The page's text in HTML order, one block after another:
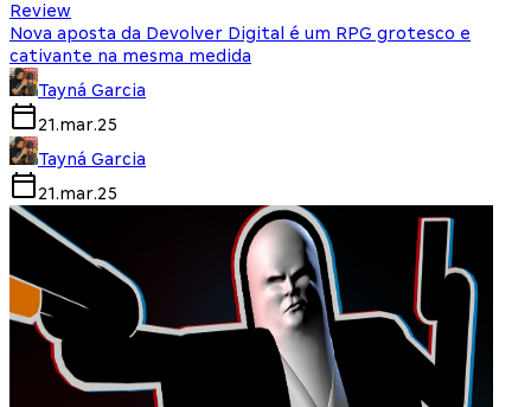
Review
Nova aposta da Devolver Digital é um RPG grotesco e
cativante na mesma medida
Tayná Garcia
21.mar.25
Tayná Garcia
21.mar.25